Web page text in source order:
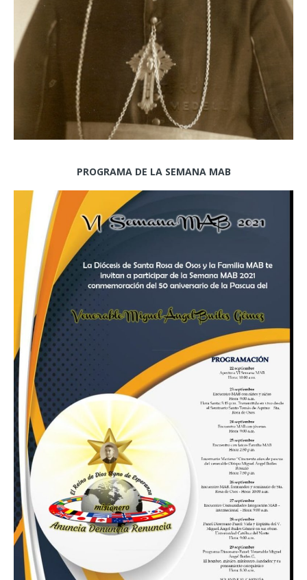
PROGRAMA DE LA SEMANA MAB